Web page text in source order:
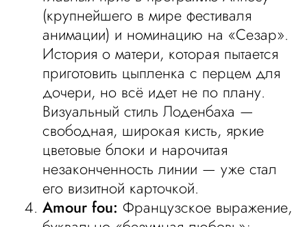
(крупнейшего в мире фестиваля
анимации) и номинацию на «Сезар».
История о матери, которая пытается
приготовить цыпленка с перцем для
дочери, но всё идет не по плану.
Визуальный стиль Лоденбаха —
свободная, широкая кисть, яркие
цветовые блоки и нарочитая
незаконченность линии — уже стал
его визитной карточкой.
Amour fou: Французское выражение,